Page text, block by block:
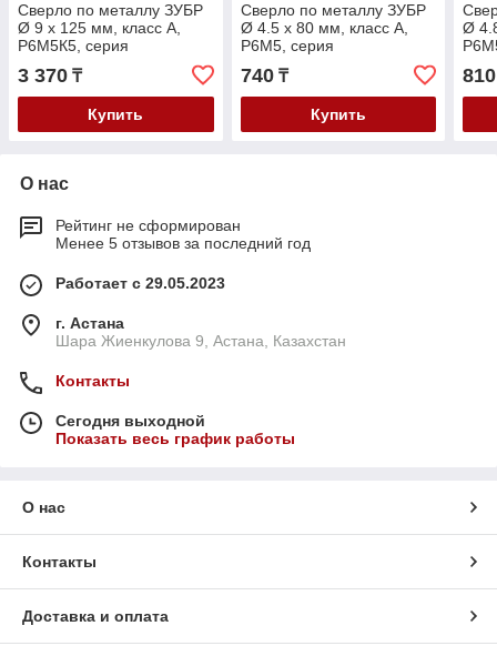
Сверло по металлу ЗУБР
Ø 9 x 125 мм, класс А,
Р6М5К5, серия
"Профессионал" (29626-
9)
3 370 ₸
Купить
Сверло по металлу ЗУБР
Ø 4.5 x 80 мм, класс А,
Р6М5, серия
"Профессионал" (29625-
4.5)
740₸
Купить
Ø
4.8)
810
О нас
Рейтинг не сформирован
Менее 5 отзывов за последний год
Работает с 29.05.2023
г. Астана
Шара Жиенкулова 9, Астана, Казахстан
Контакты
Сегодня выходной
Показать весь график работы
О нас
Контакты
Доставка и оплата